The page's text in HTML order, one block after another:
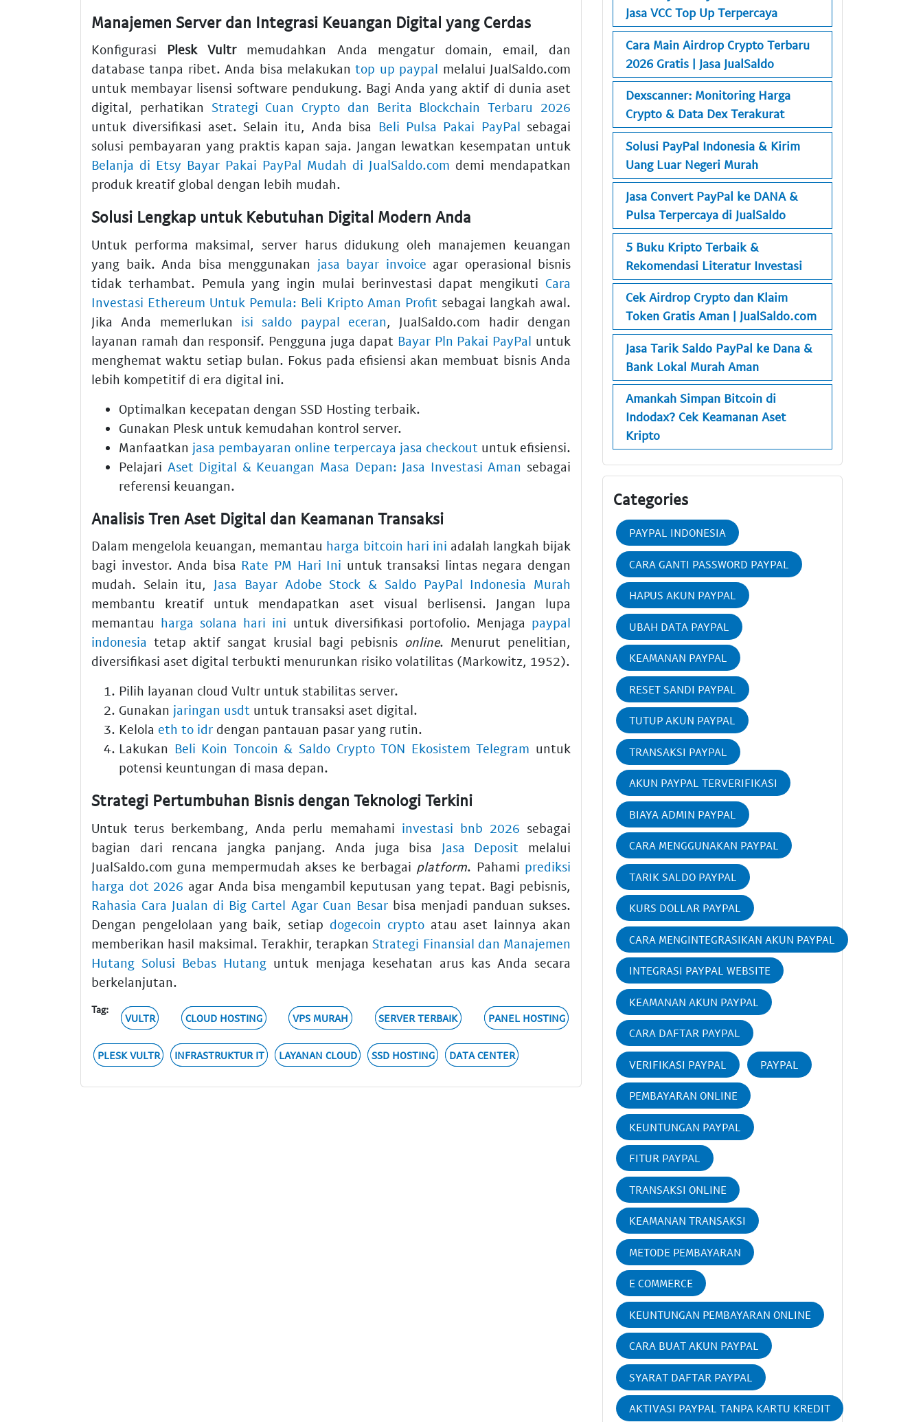
Manajemen Server dan Integrasi Keuangan Digital yang Cerdas
Konfigurasi Plesk Vultrmemudahkan Anda mengatur domain, email, dan
database tanpa ribet. Anda bisa melakukantop up paypal melalui JualSaldo.com
untuk membayar lisensi software pendukung. Bagi Anda yang aktif di dunia aset
digital, perhatikan Strategi Cuan Crypto dan Berita Blockchain Terbaru 2026
untuk diversifikasi aset. Selain itu, Anda bisa Beli Pulsa Pakai PayPal sebagai
solusi pembayaran yang praktis kapan saja. Jangan lewatkan kesempatan untuk
Belanja di Etsy Bayar Pakai PayPal Mudah di JualSaldo.com demi mendapatkan
produk kreatif global dengan lebih mudah.
Solusi Lengkap untuk Kebutuhan Digital Modern Anda
Untuk performa maksimal, server harus didukung oleh manajemen keuangan
yang baik. Anda bisa menggunakan jasa bayar invoice agar operasional bisnis
tidak terhambat. Pemula yang ingin mulai berinvestasi dapat mengikuti Cara
Investasi Ethereum Untuk Pemula: Beli Kripto Aman Profit sebagai langkah awal.
Jika Anda memerlukan isi saldo paypal eceran, JualSaldo.com hadir dengan
layanan ramah dan responsif. Pengguna juga dapat Bayar Pln Pakai PayPal untuk
menghemat waktu setiap bulan. Fokus pada efisiensi akan membuat bisnis Anda
lebih kompetitif di era digital ini.
Optimalkan kecepatan dengan SSD Hosting terbaik.
Gunakan Plesk untuk kemudahan kontrol server.
Manfaatkan jasa pembayaran online terpercaya jasa checkout untuk efisiensi.
Pelajari Aset Digital & Keuangan Masa Depan: Jasa Investasi Aman sebagai
referensi keuangan.
Analisis Tren Aset Digital dan Keamanan Transaksi
Dalam mengelola keuangan, memantau harga bitcoin hari ini adalah langkah bijak
bagi investor. Anda bisa Rate PM Hari Ini untuk transaksi lintas negara dengan
mudah. Selain itu, Jasa Bayar Adobe Stock & Saldo PayPal Indonesia Murah
membantu kreatif untuk mendapatkan aset visual berlisensi. Jangan lupa
memantau harga solana hari ini untuk diversifikasi portofolio. Menjaga paypal
indonesia tetap aktif sangat krusial bagi pebisnis online. Menurut penelitian,
diversifikasi aset digital terbukti menurunkan risiko volatilitas (Markowitz, 1952).
Pilih layanan cloud Vultr untuk stabilitas server.
Gunakan jaringan usdt untuk transaksi aset digital.
Kelola eth to idr dengan pantauan pasar yang rutin.
Lakukan Beli Koin Toncoin & Saldo Crypto TON Ekosistem Telegram untuk
potensi keuntungan di masa depan.
Strategi Pertumbuhan Bisnis dengan Teknologi Terkini
Untuk terus berkembang, Anda perlu memahami investasi bnb 2026 sebagai
bagian dari rencana jangka panjang. Anda juga bisa Jasa Deposit melalui
JualSaldo.com guna mempermudah akses ke berbagai platform. Pahami prediksi
harga dot 2026 agar Anda bisa mengambil keputusan yang tepat. Bagi pebisnis,
Rahasia Cara Jualan di Big Cartel Agar Cuan Besarbisa menjadi panduan sukses.
Dengan pengelolaan yang baik, setiap dogecoin cryptoatau aset lainnya akan
memberikan hasil maksimal. Terakhir, terapkanStrategi Finansial dan Manajemen
Hutang Solusi Bebas Hutang untuk menjaga kesehatan arus kas Anda secara
berkelanjutan.
Tag:
VULTR CLOUD HOSTING VPS MURAH SERVER TERBAIK PANEL HOSTING
PLESK VULTR INFRASTRUKTUR IT LAYANAN CLOUD SSD HOSTING DATA CENTER
Jasa VCC Top Up Terpercaya
Cara Main Airdrop Crypto Terbaru
2026 Gratis | Jasa JualSaldo
Dexscanner: Monitoring Harga
Crypto & Data Dex Terakurat
Solusi PayPal Indonesia & Kirim
Uang Luar Negeri Murah
Jasa Convert PayPal ke DANA &
Pulsa Terpercaya di JualSaldo
5 Buku Kripto Terbaik &
Rekomendasi Literatur Investasi
Cek Airdrop Crypto dan Klaim
Token Gratis Aman | JualSaldo.com
Jasa Tarik Saldo PayPal ke Dana &
Bank Lokal Murah Aman
Amankah Simpan Bitcoin di
Indodax? Cek Keamanan Aset
Kripto
Categories
PAYPAL INDONESIA
CARA GANTI PASSWORD PAYPAL
HAPUS AKUN PAYPAL
UBAH DATA PAYPAL
KEAMANAN PAYPAL
RESET SANDI PAYPAL
TUTUP AKUN PAYPAL
TRANSAKSI PAYPAL
AKUN PAYPAL TERVERIFIKASI
BIAYA ADMIN PAYPAL
CARA MENGGUNAKAN PAYPAL
TARIK SALDO PAYPAL
KURS DOLLAR PAYPAL
CARA MENGINTEGRASIKAN AKUN PAYPAL
INTEGRASI PAYPAL WEBSITE
KEAMANAN AKUN PAYPAL
CARA DAFTAR PAYPAL
VERIFIKASI PAYPAL PAYPAL
PEMBAYARAN ONLINE
KEUNTUNGAN PAYPAL
FITUR PAYPAL
TRANSAKSI ONLINE
KEAMANAN TRANSAKSI
METODE PEMBAYARAN
E COMMERCE
KEUNTUNGAN PEMBAYARAN ONLINE
CARA BUAT AKUN PAYPAL
SYARAT DAFTAR PAYPAL
AKTIVASI PAYPAL TANPA KARTU KREDIT